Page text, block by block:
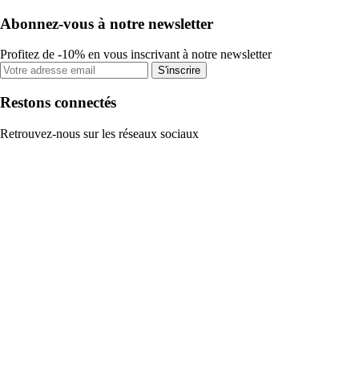
Abonnez-vous à notre newsletter
Profitez de -10% en vous inscrivant à notre newsletter
S'inscrire
Restons connectés
Retrouvez-nous sur les réseaux sociaux